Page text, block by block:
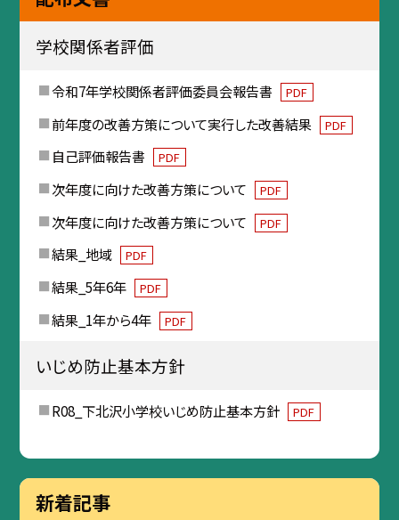
学校関係者評価
令和7年学校関係者評価委員会報告書 PDF
前年度の改善方策について実行した改善結果 PDF
自己評価報告書 PDF
次年度に向けた改善方策について PDF
次年度に向けた改善方策について PDF
結果_地域 PDF
結果_5年6年 PDF
結果_1年から4年 PDF
いじめ防止基本方針
R08_下北沢小学校いじめ防止基本方針 PDF
新着記事